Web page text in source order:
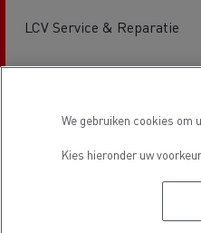
LCV Service & Reparatie
We gebruiken cookies om
Kies hieronder uw